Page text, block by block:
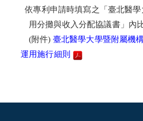
依專利申請時填寫之「臺北醫
用分攤與收入分配協議書」內
(附件) 臺北醫學大學暨附屬機
運用施行細則